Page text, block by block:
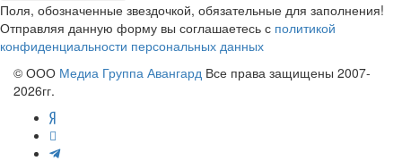
Поля, обозначенные звездочкой, обязательные для заполнения!
Отправляя данную форму вы соглашаетесь с политикой
конфиденциальности персональных данных
© ООО Медиа Группа Авангард Все права защищены 2007-
2026гг.